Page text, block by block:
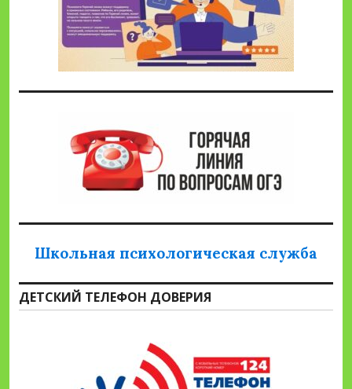
Школьная психологическая служба
ДЕТСКИЙ ТЕЛЕФОН ДОВЕРИЯ